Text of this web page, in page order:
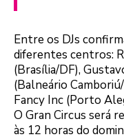
Entre os DJs
diferentes centros:
(Brasília/DF),
(Balneário
Fancy Inc (Porto
O Gran Circus será
às 12 horas do